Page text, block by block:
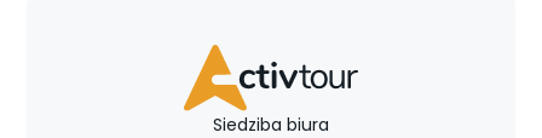
Siedziba biura